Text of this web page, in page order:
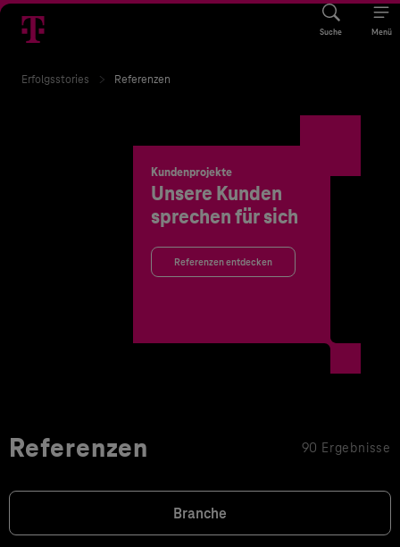
Suche Menü
Erfolgsstories Referenzen
Kundenprojekte
Unsere Kunden
sprechen für sich
Referenzen entdecken
Referenzen 90 Ergebnisse
Branche